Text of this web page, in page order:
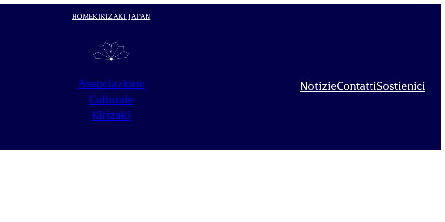
HOMEKIRIZAKI JAPAN
Associazione
Culturale
Kirizaki
NotizieContattiSostienici